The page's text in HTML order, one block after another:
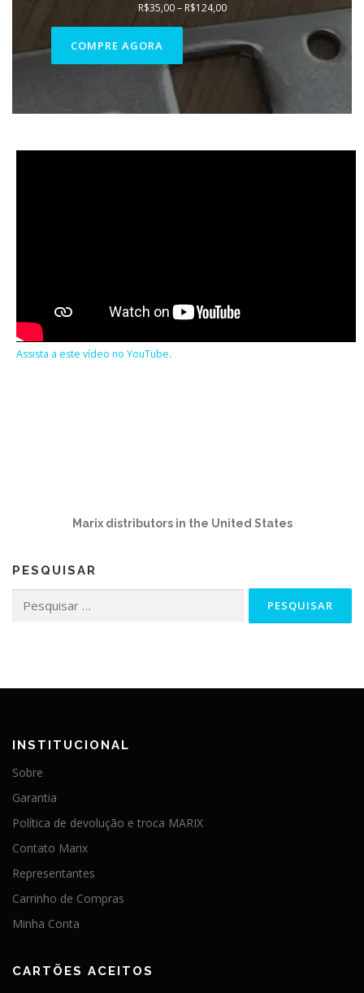
R$35,00 – R$124,00Faixa
de
R$35,00
através
COMPRE AGORA
Assista a este vídeo no YouTube.
Marix distributors in the United States
PESQUISAR
por:
INSTITUCIONAL
Sobre
Garantia
Política de devolução e troca MARIX
Contato Marix
Representantes
Carrinho de Compras
Minha Conta
CARTÕES ACEITOS